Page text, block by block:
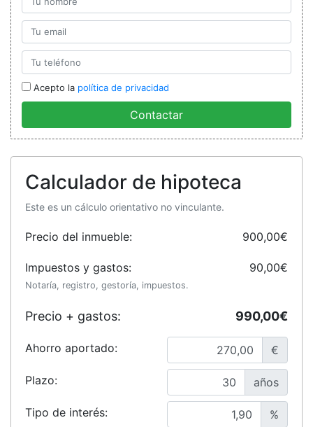
Acepto la política de privacidad
Contactar
Calculador de hipoteca
Este es un cálculo orientativo no vinculante.
Precio del inmueble: 900,00€
Impuestos y gastos:
Notaría, registro, gestoría, impuestos.
90,00€
Precio + gastos: 990,00€
Ahorro aportado: €
Plazo: años
Tipo de interés: %